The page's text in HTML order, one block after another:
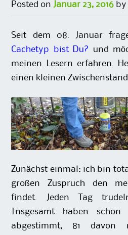
Posted on Januar 23, 2016 by
Seit dem 08. Januar
Cachetyp bist Du?
und
meinen Lesern erfahren.
einen kleinen Zwischenstand
Zunächst einmal: ich bin
großen Zuspruch den
findet. Jeden Tag
Insgesamt haben schon
abgestimmt, 81 davon